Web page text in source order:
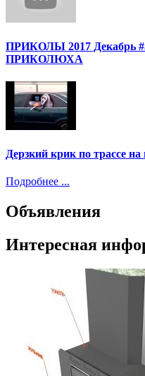
ПРИКОЛЫ 2017 Декабрь
ПРИКОЛЮХА
Дерзкий крик по трассе
Подробнее ...
Объявления
Интересная